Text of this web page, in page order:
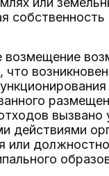
возмещение
что
действиями
или